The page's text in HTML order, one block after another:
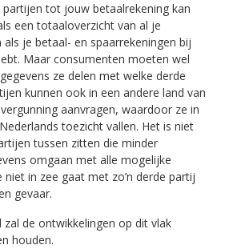
tot jouw betaalrekening kan
een totaaloverzicht van al je
je betaal- en spaarrekeningen bij
Maar consumenten moeten wel
ze delen met welke derde
kunnen ook in een andere land van
aanvragen, waardoor ze in
toezicht vallen. Het is niet
tussen zitten die minder
omgaan met alle mogelijke
niet in zee gaat met zo’n derde partij
gevaar.
de ontwikkelingen op dit vlak
houden.